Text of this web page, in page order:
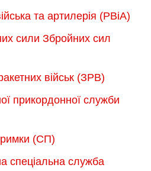
та артилерія (РВіА)
сили Збройних сил
військ (ЗРВ)
прикордонної служби
(СП)
спеціальна служба